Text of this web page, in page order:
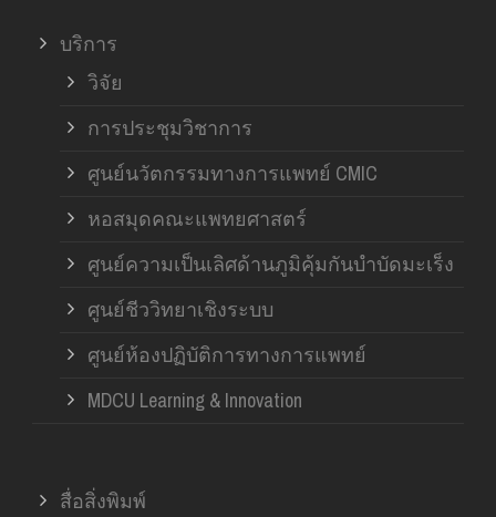
บริการ
วิจัย
การประชุมวิชาการ
ศูนย์นวัตกรรมทางการแพทย์ CMIC
หอสมุดคณะแพทยศาสตร์
ศูนย์ความเป็นเลิศด้านภูมิคุ้มกันบำบัดมะเร็ง
ศูนย์ชีววิทยาเชิงระบบ
ศูนย์ห้องปฏิบัติการทางการแพทย์
MDCU Learning & Innovation
สื่อสิ่งพิมพ์